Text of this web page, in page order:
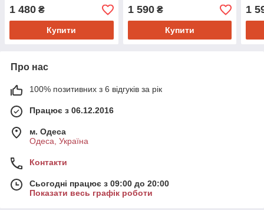
1 480 ₴
Купити
1 590₴
Купити
1
Про нас
100% позитивних з 6 відгуків за рік
Працює з 06.12.2016
м. Одеса
Одеса, Україна
Контакти
Сьогодні працює з 09:00 до 20:00
Показати весь графік роботи